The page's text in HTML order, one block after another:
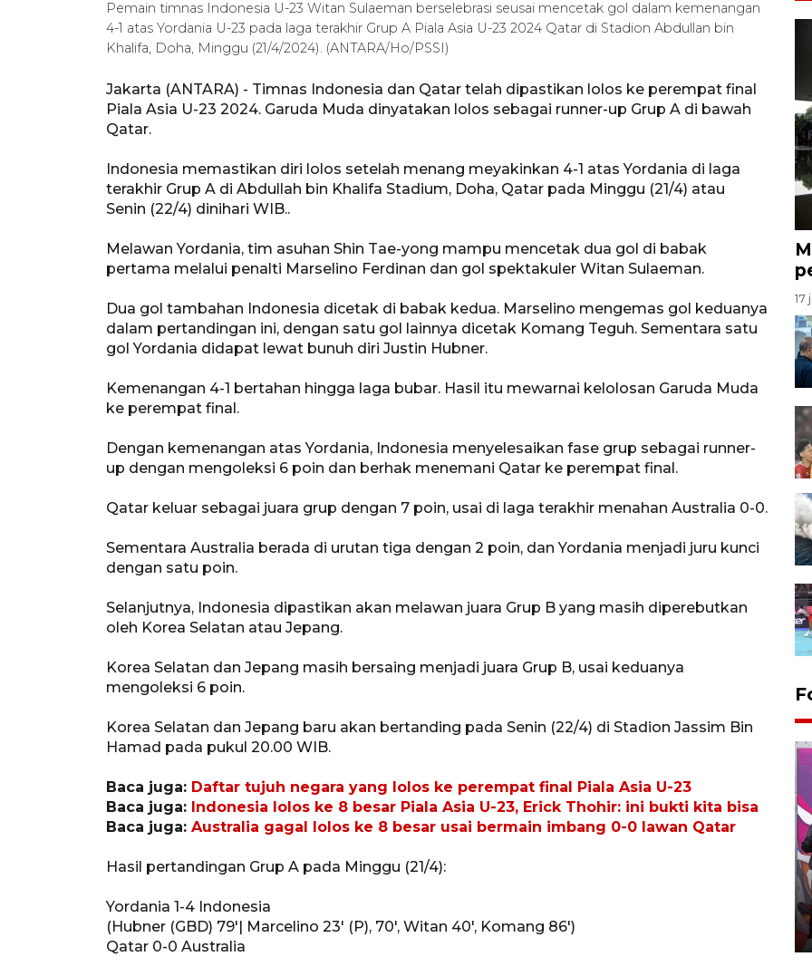
Pemain timnas Indonesia U-23 Witan Sulaeman berselebrasi seusai mencetak gol dalam kemenangan
4-1 atas Yordania U-23 pada laga terakhir Grup A Piala Asia U-23 2024 Qatar di Stadion Abdullan bin
Khalifa, Doha, Minggu (21/4/2024). (ANTARA/Ho/PSSI)
Jakarta (ANTARA) - Timnas Indonesia dan Qatar telah dipastikan lolos ke perempat final
Piala Asia U-23 2024. Garuda Muda dinyatakan lolos sebagai runner-up Grup A di bawah
Qatar.
Indonesia memastikan diri lolos setelah menang meyakinkan 4-1 atas Yordania di laga
terakhir Grup A di Abdullah bin Khalifa Stadium, Doha, Qatar pada Minggu (21/4) atau
Senin (22/4) dinihari WIB..
Melawan Yordania, tim asuhan Shin Tae-yong mampu mencetak dua gol di babak
pertama melalui penalti Marselino Ferdinan dan gol spektakuler Witan Sulaeman.
Dua gol tambahan Indonesia dicetak di babak kedua. Marselino mengemas gol keduanya
dalam pertandingan ini, dengan satu gol lainnya dicetak Komang Teguh. Sementara satu
gol Yordania didapat lewat bunuh diri Justin Hubner.
Kemenangan 4-1 bertahan hingga laga bubar. Hasil itu mewarnai kelolosan Garuda Muda
ke perempat final.
Dengan kemenangan atas Yordania, Indonesia menyelesaikan fase grup sebagai runner-
up dengan mengoleksi 6 poin dan berhak menemani Qatar ke perempat final.
Qatar keluar sebagai juara grup dengan 7 poin, usai di laga terakhir menahan Australia 0-0.
Sementara Australia berada di urutan tiga dengan 2 poin, dan Yordania menjadi juru kunci
dengan satu poin.
Selanjutnya, Indonesia dipastikan akan melawan juara Grup B yang masih diperebutkan
oleh Korea Selatan atau Jepang.
Korea Selatan dan Jepang masih bersaing menjadi juara Grup B, usai keduanya
mengoleksi 6 poin.
Korea Selatan dan Jepang baru akan bertanding pada Senin (22/4) di Stadion Jassim Bin
Hamad pada pukul 20.00 WIB.
Baca juga: Daftar tujuh negara yang lolos ke perempat final Piala Asia U-23
Baca juga: Indonesia lolos ke 8 besar Piala Asia U-23, Erick Thohir: ini bukti kita bisa
Baca juga: Australia gagal lolos ke 8 besar usai bermain imbang 0-0 lawan Qatar
Hasil pertandingan Grup A pada Minggu (21/4):
Yordania 1-4 Indonesia
(Hubner (GBD) 79'| Marcelino 23' (P), 70', Witan 40', Komang 86')
Qatar 0-0 Australia
17
23 Juli 2026 21:36